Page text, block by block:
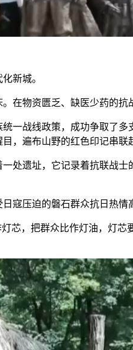
新城。
物资匮乏、缺医少药的抗
战线政策，成功争取了多
，遍布山野的红色印记串联
遗址，它记录着抗联战士
压迫的磐石群众抗日热情
，把群众比作灯油，灯芯